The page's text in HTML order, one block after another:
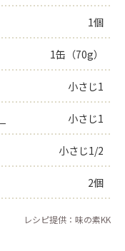
1個
1缶（70g）
小さじ1
小さじ1
小さじ1/2
2個
レシピ提供：味の素KK